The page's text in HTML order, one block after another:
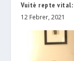
Vuitè repte vital:
12 Febrer, 2021